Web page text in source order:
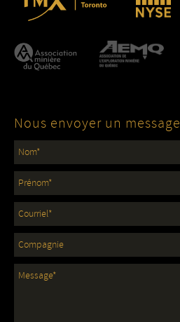
Nous envoyer un message